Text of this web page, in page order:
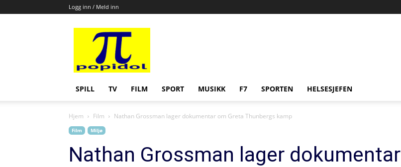
Logg inn / Meld inn
SPILL TV FILM SPORT MUSIKK F7 SPORTEN HELSESJEFEN
Hjem Film Nathan Grossman lager dokumentar om Greta Thunbergs kamp
Film Miljø
Nathan Grossman lager dokumentar